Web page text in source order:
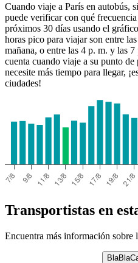
Cuando viaje a París en autobús,
puede verificar con qué
próximos 30 días usando el
horas pico para viajar son entre
mañana, o entre las 4 p. m. y las
cuenta cuando viaje a su punto
necesite más tiempo para llegar,
ciudades!
Transportistas en
Encuentra más información sobre